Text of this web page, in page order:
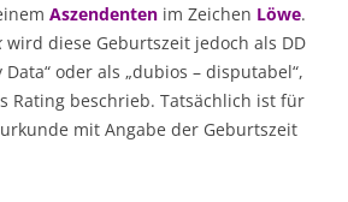
Aszendenten im Zeichen Löwe.
wird diese Geburtszeit jedoch als DD
oder als „dubios – disputabel“,
Rating beschrieb. Tatsächlich ist für
mit Angabe der Geburtszeit